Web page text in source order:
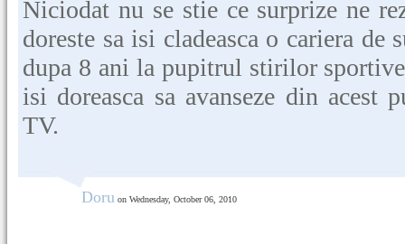
Niciodat nu se stie ce surprize ne
doreste sa isi cladeasca o cariera de
dupa 8 ani la pupitrul stirilor
isi doreasca sa avanseze din acest
TV.
Doru on Wednesday, October 06, 2010